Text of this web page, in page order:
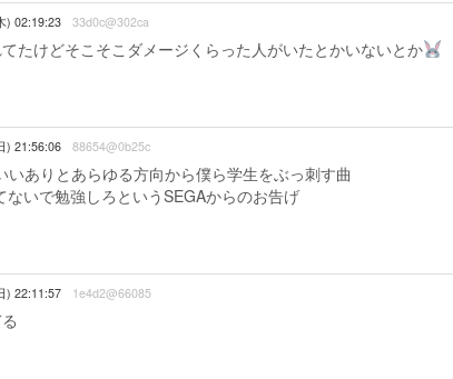
) 02:19:23 33d0c@302ca
たけどそこそこダメージくらった人がいたとかいないとか
) 21:56:06 88654@0b25c
いありとあらゆる方向から僕ら学生をぶっ刺す曲
いで勉強しろというSEGAからのお告げ
) 22:11:57 1e4d2@66085